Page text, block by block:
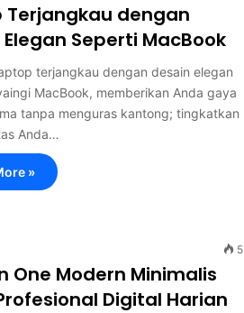
Terjangkau dengan
Seperti MacBook
terjangkau dengan desain elegan
MacBook, memberikan Anda gaya
tanpa menguras kantong; tingkatkan
Anda…
»
5
One Modern Minimalis
Digital Harian